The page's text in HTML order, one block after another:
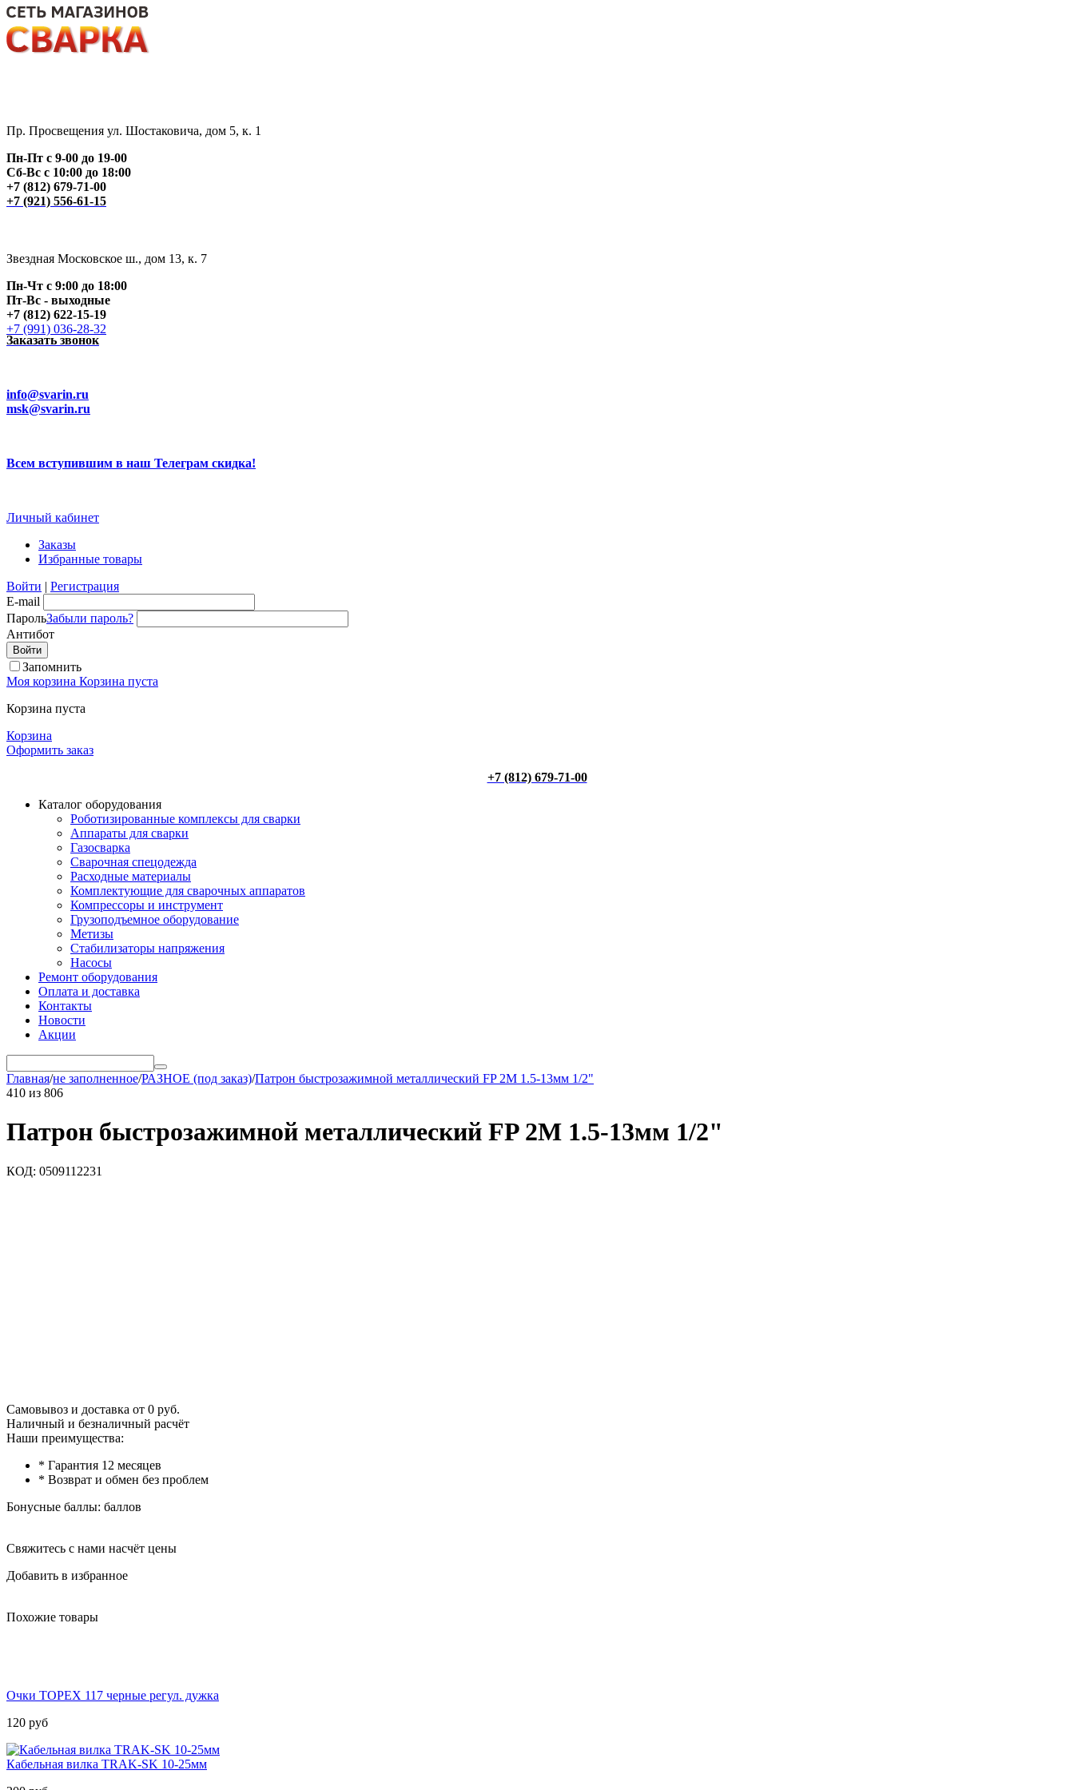
Пр. Просвещения ул. Шостаковича, дом 5, к. 1
Пн-Пт с 9-00 до 19-00
Сб-Вс с 10:00 до 18:00
+7 (812) 679-71-00
+7 (921) 556-61-15
Звездная Московское ш., дом 13, к. 7
Пн-Чт с 9:00 до 18:00
Пт-Вс - выходные
+7 (812) 622-15-19
+7 (991) 036-28-32
Заказать звонок
info@svarin.ru
msk@svarin.ru
Всем вступившим в наш Телеграм скидка!
Личный кабинет
Заказы
Избранные товары
Войти | Регистрация
E-mail
ПарольЗабыли пароль?
Антибот
Запомнить
Моя корзина Корзина пуста
Корзина пуста
Корзина
Оформить заказ
+7 (812) 679-71-00
Каталог оборудования
Роботизированные комплексы для сварки
Аппараты для сварки
Газосварка
Сварочная спецодежда
Расходные материалы
Комплектующие для сварочных аппаратов
Компрессоры и инструмент
Грузоподъемное оборудование
Метизы
Стабилизаторы напряжения
Насосы
Ремонт оборудования
Оплата и доставка
Контакты
Новости
Акции
Главная/не заполненное/РАЗНОЕ (под заказ)/Патрон быстрозажимной металлический FP 2M 1.5-13мм 1/2"
410 из 806
Патрон быстрозажимной металлический FP 2M 1.5-13мм 1/2"
КОД: 0509112231
Самовывоз и доставка от 0 руб.
Наличный и безналичный расчёт
Наши преимущества:
* Гарантия 12 месяцев
* Возврат и обмен без проблем
Бонусные баллы: баллов
Свяжитесь с нами насчёт цены
Добавить в избранное
Похожие товары
Очки TOPEX 117 черные регул. дужка
120 руб
Кабельная вилка TRAK-SK 10-25мм